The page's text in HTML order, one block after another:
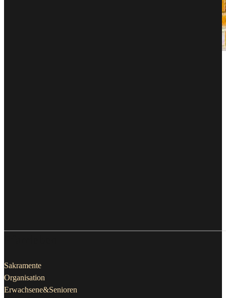
Sakramente
Organisation
Erwachsene&Senioren